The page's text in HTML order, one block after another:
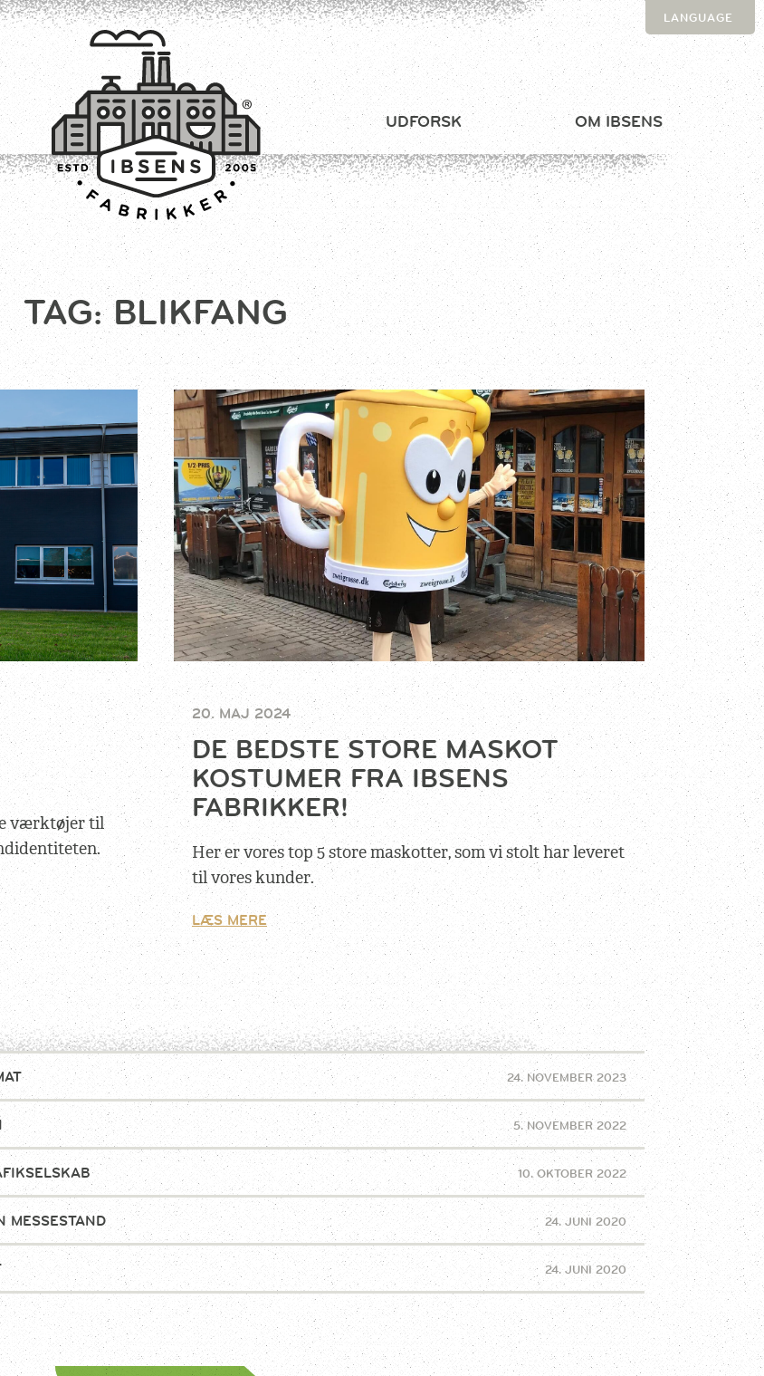
TILMELD
LANGUAGE
UDFORSK OM IBSENS
TAG:BLIKFANG
værktøjer til
20. MAJ 2024
DE BEDSTE STORE MASKOT
KOSTUMER FRA IBSENS
FABRIKKER!
Her er vores top 5 store maskotter, som vi stolt har leveret
til vores kunder.
LÆS MERE
24. NOVEMBER 2023
5. NOVEMBER 2022
10. OKTOBER 2022
MESSESTAND 24. JUNI 2020
24. JUNI 2020